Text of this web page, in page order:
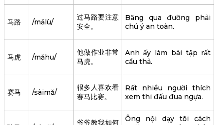
马路 /mǎlù/
过马路要注意
安全。
Băng qua đường phải
chú ý an toàn.
马虎 /mǎhu/
他做作业非常
马虎。
Anh ấy làm bài tập rất
cẩu thả.
赛马 /sàimǎ/
很多人喜欢看
赛马比赛。
Rất nhiều người thích
xem thi đấu đua ngựa.
爷爷教我如何
Ông nội dạy tôi cách